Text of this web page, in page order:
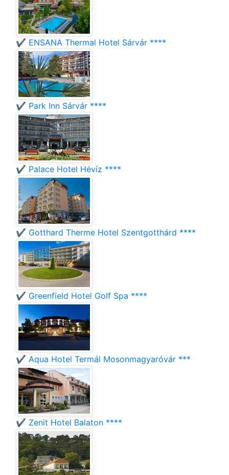
✔️ ENSANA Thermal Hotel Sárvár ****
✔️ Park Inn Sárvár ****
✔️ Palace Hotel Hévíz ****
✔️ Gotthard Therme Hotel Szentgotthárd ****
✔️ Greenfield Hotel Golf Spa ****
✔️ Aqua Hotel Termál Mosonmagyaróvár ***
✔️ Zenit Hotel Balaton ****